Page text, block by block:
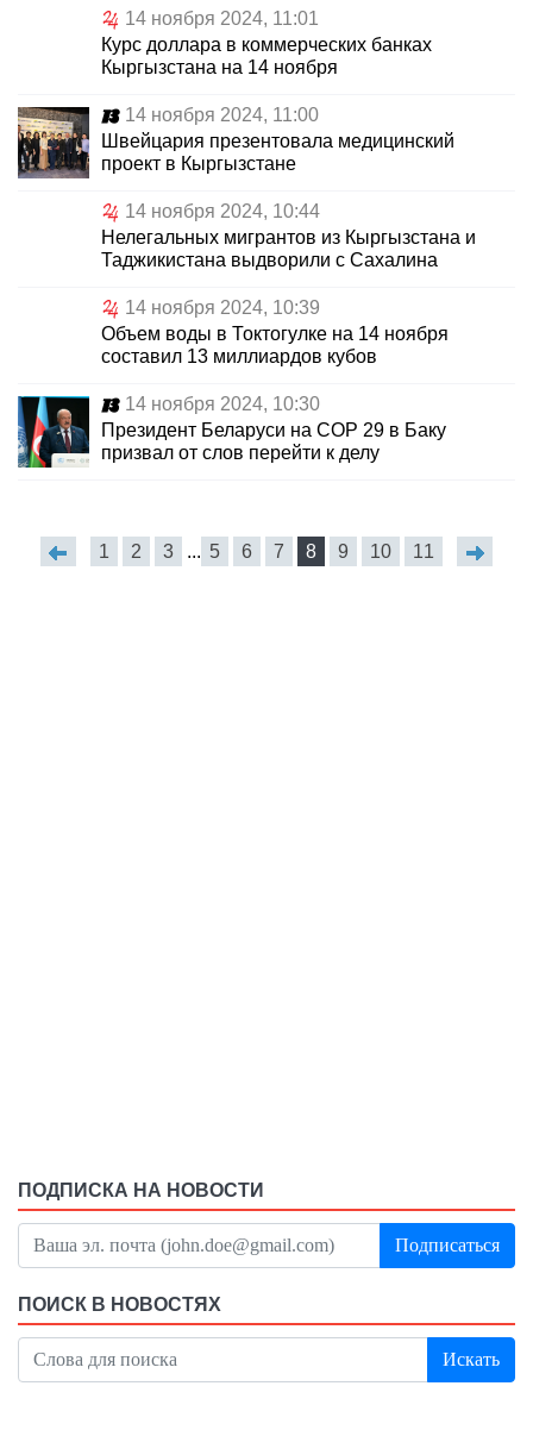
14 ноября 2024, 11:01
Курс доллара в коммерческих банках
Кыргызстана на 14 ноября
14 ноября 2024, 11:00
Швейцария презентовала медицинский
проект в Кыргызстане
14 ноября 2024, 10:44
Нелегальных мигрантов из Кыргызстана и
Таджикистана выдворили с Сахалина
14 ноября 2024, 10:39
Объем воды в Токтогулке на 14 ноября
составил 13 миллиардов кубов
14 ноября 2024, 10:30
Президент Беларуси на СОР 29 в Баку
призвал от слов перейти к делу
1 2 3 ... 5 6 7 8 9 10 11
ПОДПИСКА НА НОВОСТИ
Подписаться
ПОИСК В НОВОСТЯХ
Искать